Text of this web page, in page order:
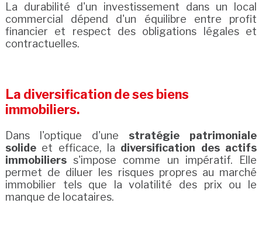
La durabilité d'un investissement dans un local
commercial dépend d'un équilibre entre profit
financier et respect des obligations légales et
contractuelles.
La diversification de ses biens
immobiliers.
Dans l'optique d'une stratégie patrimoniale
solideet efficace, la diversification des actifs
immobilierss'impose comme un impératif. Elle
permet de diluer les risques propres au marché
immobilier tels que la volatilité des prix ou le
manque de locataires.